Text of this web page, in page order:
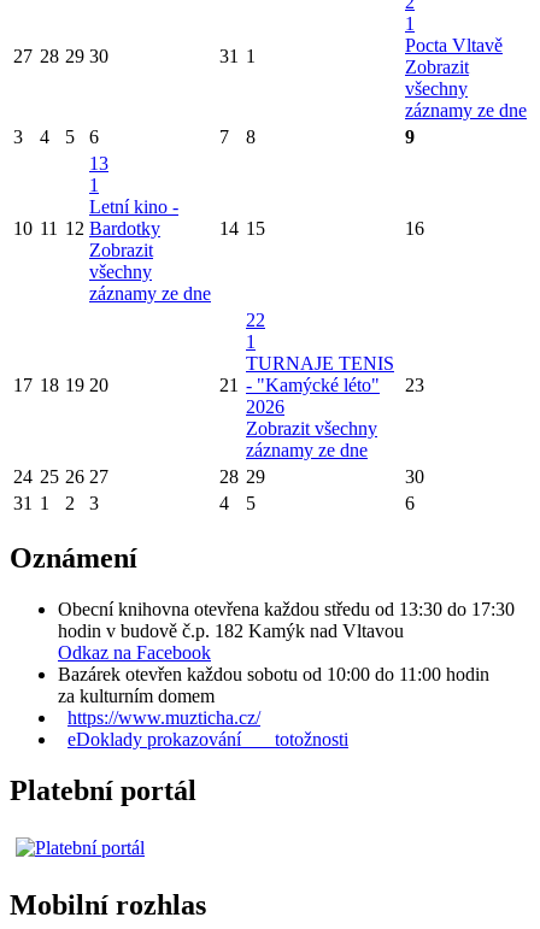
27 28 29 30 31 1
1
Pocta Vltavě
Zobrazit
všechny
záznamy ze dne
3
4 5 6 7 8 9
10 11 12
13
1
Letní kino -
Bardotky
Zobrazit
všechny
záznamy ze dne
14 15 16
17 18 19 20 21
22
1
TURNAJE TENIS
- "Kamýcké léto"
2026
Zobrazit všechny
záznamy ze dne
23
24 25 26 27 28 29
30
31 1 2 3 4 5 6
Oznámení
Obecní knihovna otevřena každou středu od 13:30 do 17:30
hodin v budově č.p. 182 Kamýk nad Vltavou
Odkaz na Facebook
Bazárek otevřen každou sobotu od 10:00 do 11:00 hodin
za kulturním domem
https://www.muzticha.cz/
eDoklady prokazování totožnosti
Platební portál
Mobilní rozhlas